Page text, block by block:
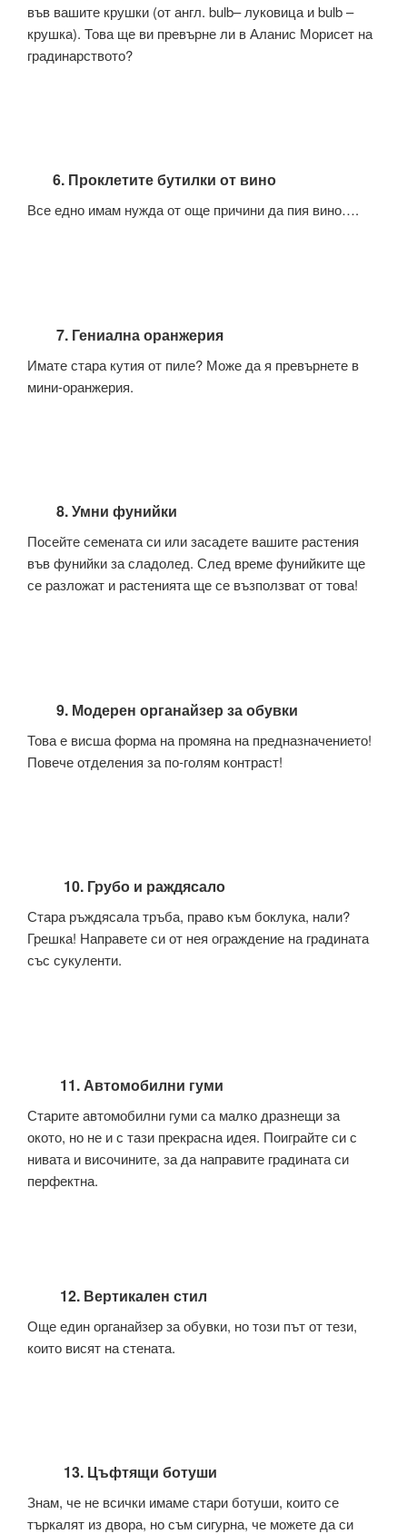
във вашите крушки (от англ. bulb– луковица и bulb –
крушка). Това ще ви превърне ли в Аланис Морисет на
градинарството?
6. Проклетите бутилки от вино
Все едно имам нужда от още причини да пия вино….
7. Гениална оранжерия
Имате стара кутия от пиле? Може да я превърнете в
мини-оранжерия.
8. Умни фунийки
Посейте семената си или засадете вашите растения
във фунийки за сладолед. След време фунийките ще
се разложат и растенията ще се възползват от това!
9. Модерен органайзер за обувки
Това е висша форма на промяна на предназначението!
Повече отделения за по-голям контраст!
10. Грубо и раждясало
Стара ръждясала тръба, право към боклука, нали?
Грешка! Направете си от нея ограждение на градината
със сукуленти.
11. Автомобилни гуми
Старите автомобилни гуми са малко дразнещи за
окото, но не и с тази прекрасна идея. Поиграйте си с
нивата и височините, за да направите градината си
перфектна.
12. Вертикален стил
Още един органайзер за обувки, но този път от тези,
които висят на стената.
13. Цъфтящи ботуши
Знам, че не всички имаме стари ботуши, които се
търкалят из двора, но съм сигурна, че можете да си